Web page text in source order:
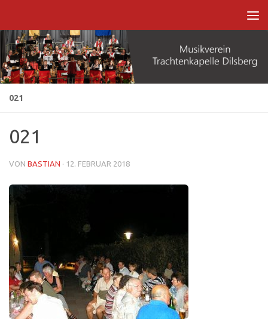
021
021
VON BASTIAN · 12. FEBRUAR 2018